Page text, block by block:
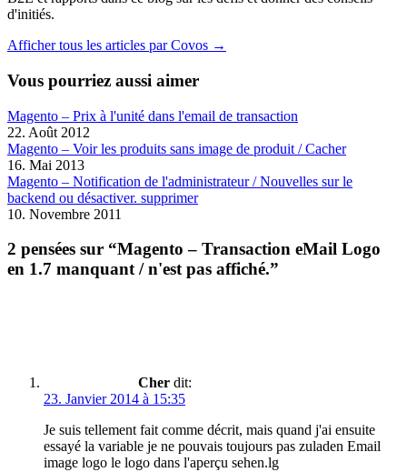
d'initiés.
Afficher tous les articles par Covos →
Vous pourriez aussi aimer
Magento – Prix ​​à l'unité dans l'email de transaction
22. Août 2012
Magento – Voir les produits sans image de produit / Cacher
16. Mai 2013
Magento – Notification de l'administrateur / Nouvelles sur le
backend ou désactiver. supprimer
10. Novembre 2011
2 pensées sur “Magento – Transaction eMail Logo
en 1.7 manquant / n'est pas affiché.”
Cher dit:
23. Janvier 2014 à 15:35
Je suis tellement fait comme décrit, mais quand j'ai ensuite
essayé la variable je ne pouvais toujours pas zuladen Email
image logo le logo dans l'aperçu sehen.lg